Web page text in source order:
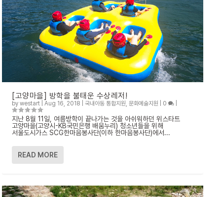
[고양마을] 방학을 불태운 수상레저!
by westart Aug 16, 2018 국내아동 통합지원 문화예술지원 0
지난 8월 11일, 여름방학이 끝나가는 것을 아쉬워하던 위스타트
고양마을(고양시-KB국민은행 배움누리) 청소년들을 위해
서울도시가스 SCG한마음봉사단(이하 한마음봉사단)에서...
READ MORE